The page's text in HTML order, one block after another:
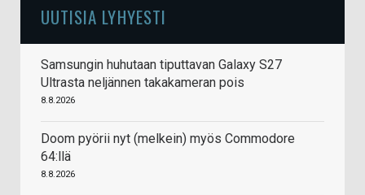
UUTISIA LYHYESTI
Samsungin huhutaan tiputtavan Galaxy S27
Ultrasta neljännen takakameran pois
8.8.2026
Doom pyörii nyt (melkein) myös Commodore
64:llä
8.8.2026